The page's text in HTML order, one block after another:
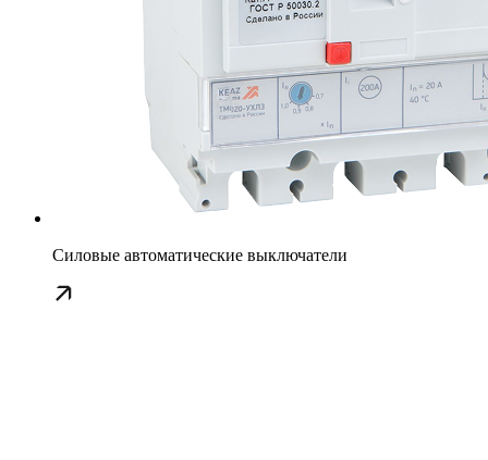
Силовые автоматические выключатели